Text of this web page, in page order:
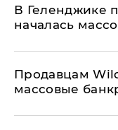
В Геленджике
началась
Продавцам
массовые